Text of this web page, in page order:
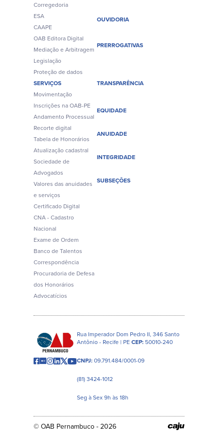
Corregedoria
ESA
CAAPE
OAB Editora Digital
Mediação e Arbitragem
Legislação
Proteção de dados
OUVIDORIA
PRERROGATIVAS
SERVIÇOS
Movimentação
Inscrições na OAB-PE
Andamento Processual
Recorte digital
Tabela de Honorários
Atualização cadastral
Sociedade de
Advogados
Valores das anuidades
e serviços
Certificado Digital
CNA - Cadastro
Nacional
Exame de Ordem
Banco de Talentos
Correspondência
Procuradoria de Defesa
dos Honorários
Advocatícios
TRANSPARÊNCIA
EQUIDADE
ANUIDADE
INTEGRIDADE
SUBSEÇÕES
Rua Imperador Dom Pedro II, 346 Santo
Antônio - Recife | PECEP:50010-240
CNPJ:09.791.484/0001-09
(81) 3424-1012
Seg à Sex 9h às 18h
© OAB Pernambuco - 2026